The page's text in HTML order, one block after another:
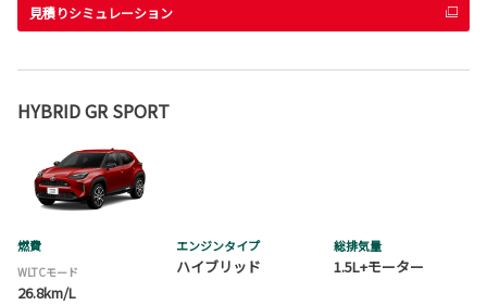
見積りシミュレーション
HYBRID GR SPORT
燃費
WLTCモード
26.8km/L
エンジンタイプ
ハイブリッド
総排気量
1.5L+モーター